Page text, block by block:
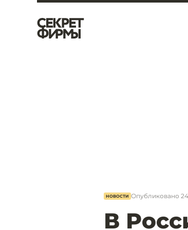
НОВОСТИ Опубликовано
В